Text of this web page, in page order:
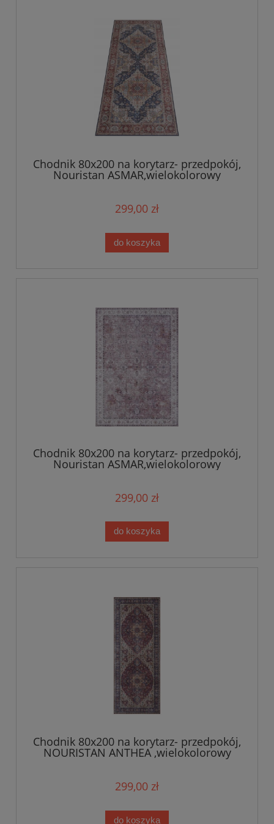
Chodnik 80x200 na korytarz- przedpokój,
Nouristan ASMAR,wielokolorowy
299,00 zł
do koszyka
Chodnik 80x200 na korytarz- przedpokój,
Nouristan ASMAR,wielokolorowy
299,00 zł
do koszyka
Chodnik 80x200 na korytarz- przedpokój,
NOURISTAN ANTHEA ,wielokolorowy
299,00 zł
do koszyka